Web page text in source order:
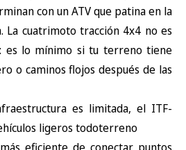
con un ATV que patina en la
La cuatrimoto tracción 4x4 no es
es lo mínimo si tu terreno tiene
o caminos flojos después de las
es limitada, el ITF-
ligeros todoterreno
eficiente de conectar puntos